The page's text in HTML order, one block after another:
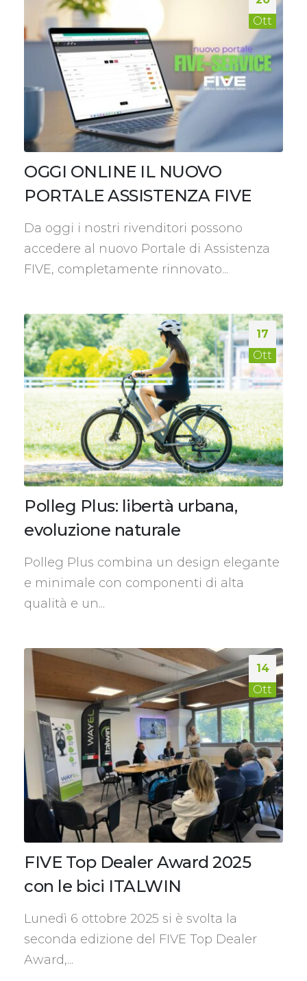
Ott
OGGI ONLINE IL NUOVO
PORTALE ASSISTENZA FIVE
Da oggi i nostri rivenditori possono
accedere al nuovo Portale di Assistenza
FIVE, completamente rinnovato...
17
Ott
Polleg Plus: libertà urbana,
evoluzione naturale
Polleg Plus combina un design elegante
e minimale con componenti di alta
qualità e un...
14
Ott
FIVE Top Dealer Award 2025
con le bici ITALWIN
Lunedì 6 ottobre 2025 si è svolta la
seconda edizione del FIVE Top Dealer
Award,...